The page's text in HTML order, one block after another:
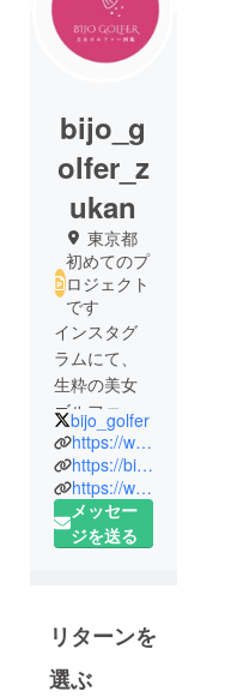
bijo_g
olfer_z
ukan
東京都
初めてのプ
ロジェクト
です
インスタグ
ラムにて、
生粋の美女
ゴルファー
を紹介する
アカウント
を運営して
おります。
『美しも
美女ゴル
ファーたち
を皆様に
bijo_golfer
https://www.instagram.com/bijo_golfer/?hl=ja
https://bijogolfer.com
https://www.facebook.com/bijogolfer/
メッセー
ジを送る
リターンを
選ぶ